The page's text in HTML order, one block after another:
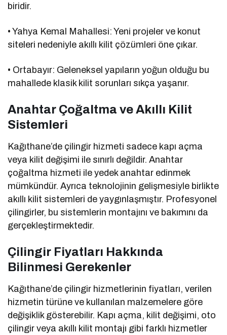
biridir.
• Yahya Kemal Mahallesi: Yeni projeler ve konut
siteleri nedeniyle akıllı kilit çözümleri öne çıkar.
• Ortabayır: Geleneksel yapıların yoğun olduğu bu
mahallede klasik kilit sorunları sıkça yaşanır.
Anahtar Çoğaltma ve Akıllı Kilit
Sistemleri
Kağıthane’de çilingir hizmeti sadece kapı açma
veya kilit değişimi ile sınırlı değildir. Anahtar
çoğaltma hizmeti ile yedek anahtar edinmek
mümkündür. Ayrıca teknolojinin gelişmesiyle birlikte
akıllı kilit sistemleri de yaygınlaşmıştır. Profesyonel
çilingirler, bu sistemlerin montajını ve bakımını da
gerçekleştirmektedir.
Çilingir Fiyatları Hakkında
Bilinmesi Gerekenler
Kağıthane’de çilingir hizmetlerinin fiyatları, verilen
hizmetin türüne ve kullanılan malzemelere göre
değişiklik gösterebilir. Kapı açma, kilit değişimi, oto
çilingir veya akıllı kilit montajı gibi farklı hizmetler